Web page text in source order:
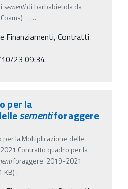
sementidi barbabietola da
…
Finanziamenti, Contratti
23 09:34
per la
sementiforaggere
per la Moltiplicazione delle
Contratto quadro per la
foraggere 2019-2021
KB) .